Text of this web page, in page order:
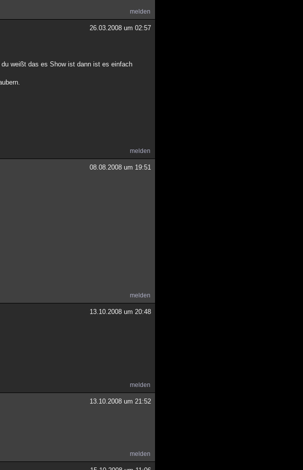
melden
26.03.2008 um 02:57
weißt das es Show ist dann ist es einfach
melden
08.08.2008 um 19:51
melden
13.10.2008 um 20:48
melden
13.10.2008 um 21:52
melden